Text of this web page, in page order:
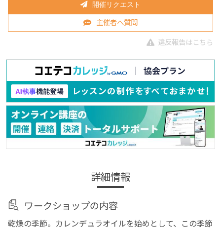
開催リクエスト
主催者へ質問
違反報告はこちら
詳細情報
ワークショップの内容
乾燥の季節。カレンデュラオイルを始めとして、この季節